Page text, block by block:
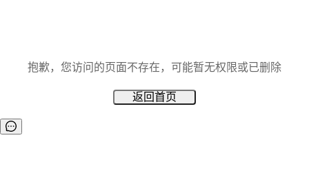
抱歉，您访问的页面不存在，可能暂无权限或已删除
返回首页